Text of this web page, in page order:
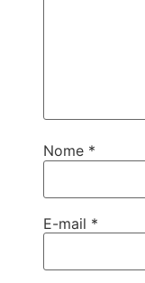
Nome *
E-mail *